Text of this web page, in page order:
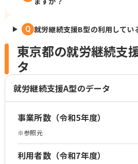
Q 就労継続支援B型の利用してい
東京都の就労継続支
タ
就労継続支援A型のデータ
事業所数（令和5年度）
※参照元
利用者数（令和7年度）